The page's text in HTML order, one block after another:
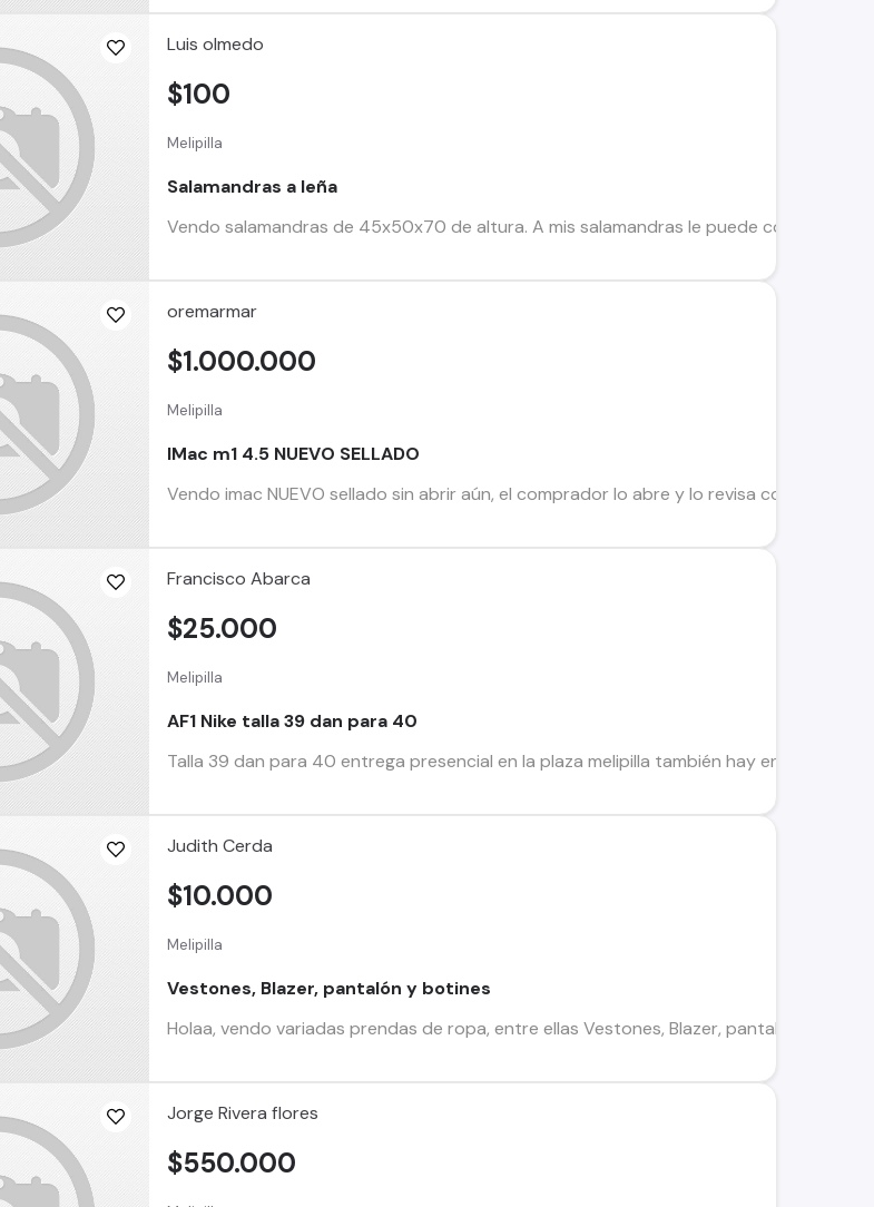
Luis olmedo
Melipilla
Salamandras a leña
Vendo salamandras de 45x50x70 de altura. A mis salamandras le puede colocar
$100
oremarmar
Melipilla
IMac m1 4.5 NUEVO SELLADO
Vendo imac NUEVO sellado sin abrir aún, el comprador lo abre y lo revisa completo.
$1.000.000
Francisco Abarca
Melipilla
AF1 Nike talla 39 dan para 40
Talla 39 dan para 40 entrega presencial en la plaza melipilla también hay envíos x
$25.000
Judith Cerda
Melipilla
Vestones, Blazer, pantalón y botines
Holaa, vendo variadas prendas de ropa, entre ellas Vestones, Blazer, pantalón y
$10.000
Jorge Rivera flores
$550.000